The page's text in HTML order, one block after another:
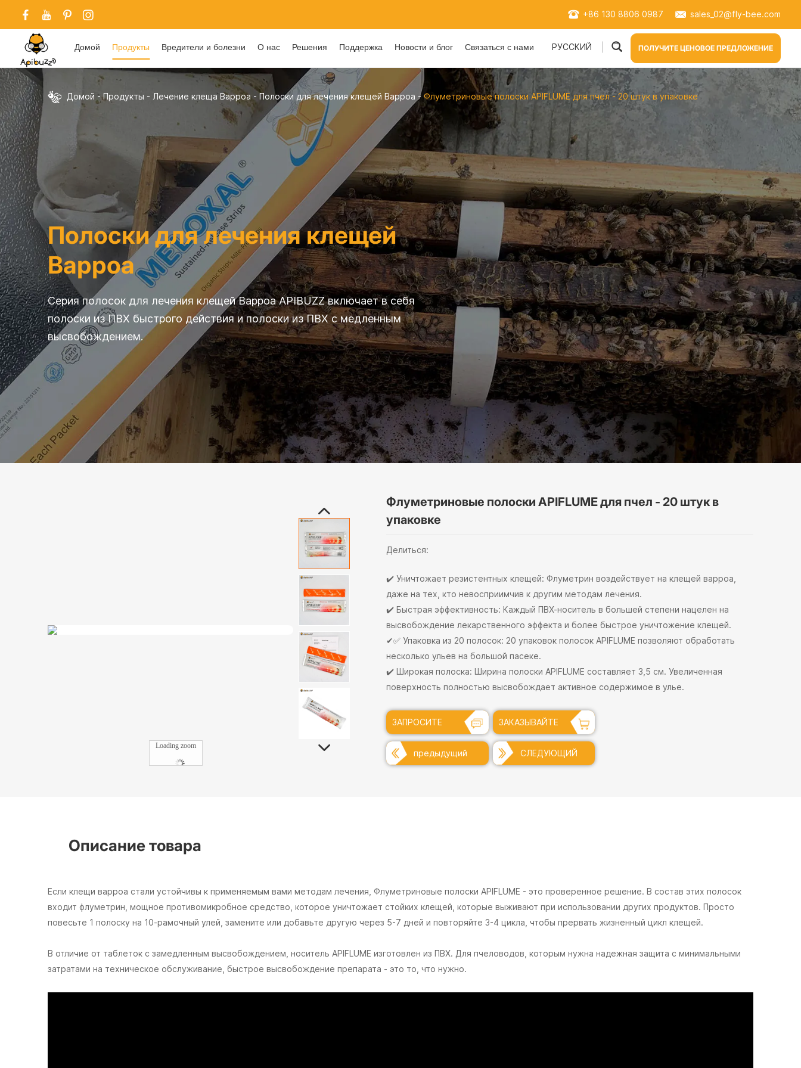
+86 130 8806 0987 sales_02@fly-bee.com
ПОЛУЧИТЕ ЦЕНОВОЕ ПРЕДЛОЖЕНИЕ
РУССКИЙ
Домой Продукты Вредители и болезни О нас Решения Поддержка Новости и блог Связаться с нами
Домой -Продукты - Лечение клеща Варроа- Полоски для лечения клещей Варроа - Флуметриновые полоски APIFLUME для пчел - 20 штук в упаковке
Полоски для лечения клещей
Варроа
Серия полосок для лечения клещей Варроа APIBUZZ включает в себя
полоски из ПВХ быстрого действия и полоски из ПВХ с медленным
высвобождением.
Loading zoom
Флуметриновые полоски APIFLUME для пчел - 20 штук в
упаковке
Делиться:
✔️ Уничтожает резистентных клещей: Флуметрин воздействует на клещей варроа,
даже на тех, кто невосприимчив к другим методам лечения.
✔️ Быстрая эффективность: Каждый ПВХ-носитель в большей степени нацелен на
высвобождение лекарственного эффекта и более быстрое уничтожение клещей.
✔✅ Упаковка из 20 полосок: 20 упаковок полосок APIFLUME позволяют обработать
несколько ульев на большой пасеке.
✔️ Широкая полоска: Ширина полоски APIFLUME составляет 3,5 см. Увеличенная
поверхность полностью высвобождает активное содержимое в улье.
ЗАПРОСИТЕ
СЕЙЧАС +
ЗАКАЗЫВАЙТЕ
ПРЯМО СЕЙЧАС
+
предыдущий СЛЕДУЮЩИЙ
Описание товара
Если клещи варроа стали устойчивы к применяемым вами методам лечения, Флуметриновые полоски APIFLUME - это проверенное решение. В состав этих полосок
входит флуметрин, мощное противомикробное средство, которое уничтожает стойких клещей, которые выживают при использовании других продуктов. Просто
повесьте 1 полоску на 10-рамочный улей, замените или добавьте другую через 5-7 дней и повторяйте 3-4 цикла, чтобы прервать жизненный цикл клещей.
В отличие от таблеток с замедленным высвобождением, носитель APIFLUME изготовлен из ПВХ. Для пчеловодов, которым нужна надежная защита с минимальными
затратами на техническое обслуживание, быстрое высвобождение препарата - это то, что нужно.